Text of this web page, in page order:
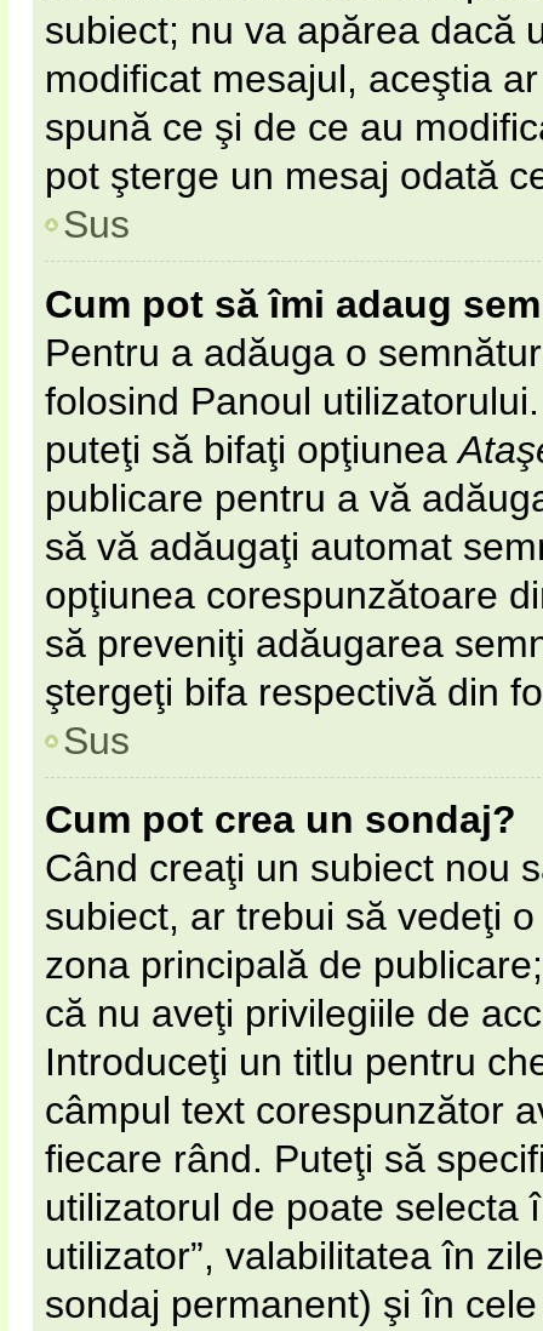
subiect; nu va apărea dacă
modificat mesajul, aceştia
spună ce şi de ce au
pot şterge un mesaj odată
Sus
Cum pot să îmi adaug
Pentru a adăuga o
folosind Panoul
puteţi să bifaţi opţiunea
publicare pentru a vă
să vă adăugaţi automat
opţiunea corespunzătoare
să preveniţi adăugarea
ştergeţi bifa respectivă din
Sus
Cum pot crea un sondaj?
Când creaţi un subiect nou
subiect, ar trebui să vedeţi
zona principală de
că nu aveţi privilegiile de
Introduceţi un titlu pentru
câmpul text corespunzător
fiecare rând. Puteţi să
utilizatorul de poate selecta
utilizator”, valabilitatea în
sondaj permanent) şi în